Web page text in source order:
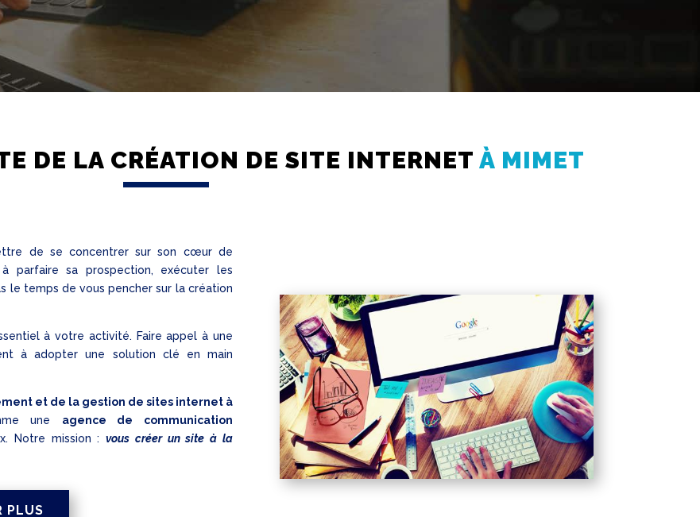
DE LA CRÉATION DE SITE INTERNET À MIMET
de se concentrer sur son cœur de
à parfaire sa prospection, exécuter les
le temps de vous pencher sur la création
à votre activité. Faire appel à une
à adopter une solution clé en main
et de la gestion de sites internet à
une agence de communication
Notre mission :vous créer un site à la
PLUS